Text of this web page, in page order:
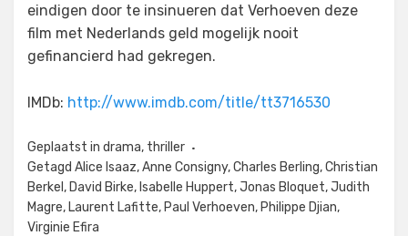
eindigen door te insinueren dat Verhoeven deze
film met Nederlands geld mogelijk nooit
gefinancierd had gekregen.
IMDb: http://www.imdb.com/title/tt3716530
Geplaatst in drama, thriller
Getagd Alice Isaaz,Anne Consigny,Charles Berling,Christian
Berkel , David Birke, Isabelle Huppert,Jonas Bloquet,Judith
Magre, Laurent Lafitte, Paul Verhoeven, Philippe Djian,
Virginie Efira